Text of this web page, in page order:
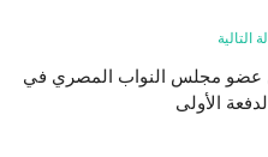
التالية
عضو مجلس النواب المصري في